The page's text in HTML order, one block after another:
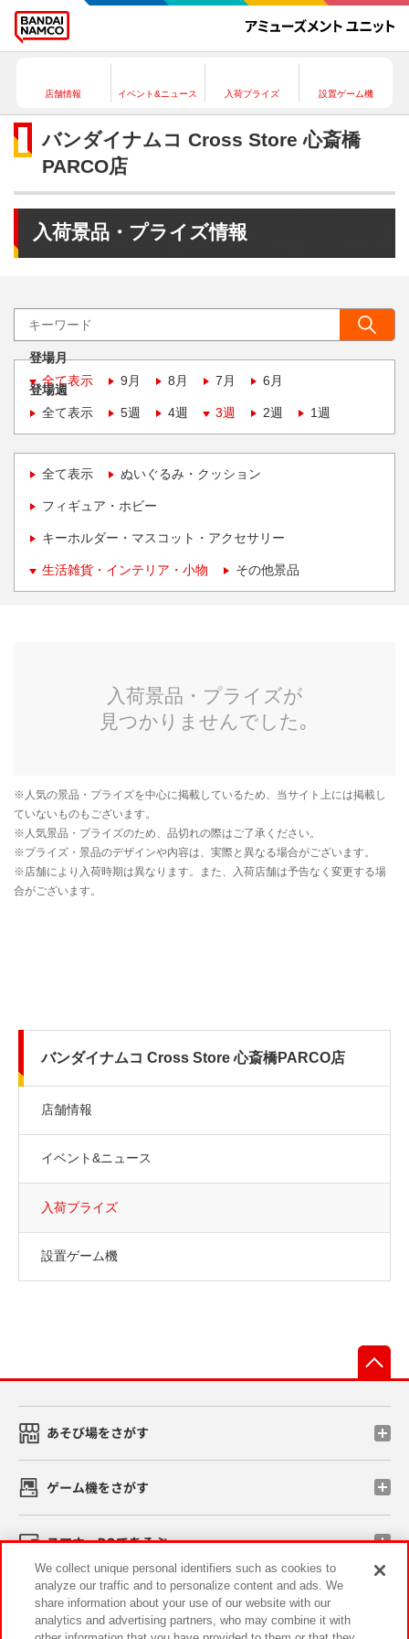
店舗情報 イベント&ニュース 入荷プライズ 設置ゲーム機
バンダイナムコ Cross Store 心斎橋
PARCO店
入荷景品・プライズ情報
登場月
全て表示
9月 8月 7月 6月
登場週
全て表示
5週 4週 3週 2週 1週
全て表示 ぬいぐるみ・クッション
フィギュア・ホビー
キーホルダー・マスコット・アクセサリー
生活雑貨・インテリア・小物 その他景品
バンダイナムコ Cross Store 心斎橋PARCO店
店舗情報
イベント&ニュース
入荷プライズ
設置ゲーム機
あそび場をさがす
ゲーム機をさがす
スマホ・PCであそぶ
イベント・キャンペーン
We collect unique personal identifiers such as cookies to
analyze our traffic and to personalize content and ads. We
share information about your use of our website with our
analytics and advertising partners, who may combine it with